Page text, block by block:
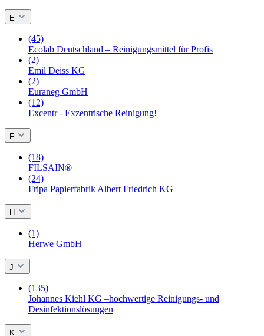
E
(45)
Ecolab Deutschland – Reinigungsmittel für Profis
(2)
Emil Deiss KG
(2)
Euraneg GmbH
(12)
Excentr - Exzentrische Reinigung!
F
(18)
FILSAIN®
(24)
Fripa Papierfabrik Albert Friedrich KG
H
(1)
Herwe GmbH
J
(135)
Johannes Kiehl KG –hochwertige Reinigungs- und
Desinfektionslösungen
K